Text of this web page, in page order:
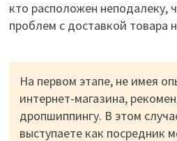
кто расположен неподалеку,
проблем с доставкой товара
На первом этапе, не имея
интернет-магазина,
дропшиппингу. В этом
выступаете как посредник